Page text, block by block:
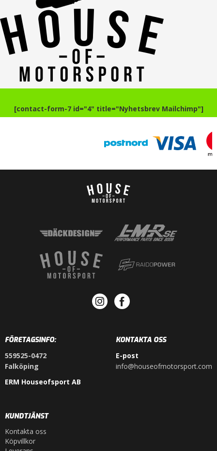
[contact-form-7 id="4" title="Nyhetsbrev Mailchimp"]
FÖRETAGSINFO:
559525-0472
Falköping
ERM Houseofsport AB
KONTAKTA OSS
E-post
info@houseofmotorsport.com
KUNDTJÄNST
Kontakta oss
Köpvillkor